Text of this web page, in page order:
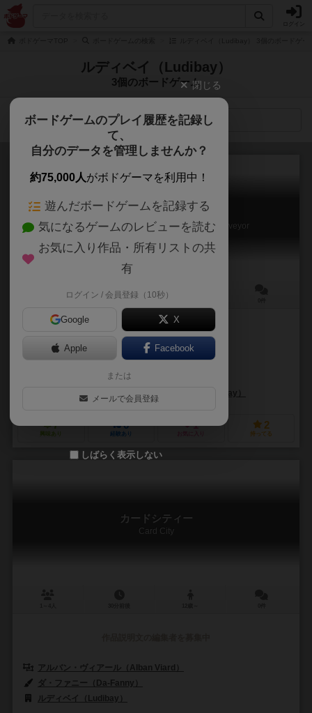
ルディベイ（Ludibay）
3個のボードゲーム
検索メニュー
蒸気の時代：火星
Age of Steam Expansion: Mars – Global Surveyor
180分前後
作品説明文の編集者を募集中
アルバン・ヴィアール（Alban Viard）
トッド・サンダース（Todd Sanders）
AoSチーム（AoS Team）
ルディベイ（Ludibay）
7
興味あり
6
経験あり
1 2
持ってる
カードシティー
Card City
アルバン・ヴィアール（Alban Viard）
ダ・ファニー（Da-Fanny）
ルディベイ（Ludibay）
閉じる
ボードゲームのプレイ履歴を記録し
て、
自分のデータを管理しませんか？
約75,000人がボドゲーマを利用中！
遊んだボードゲームを記録する
気になるゲームのレビューを読む
お気に入り作品・所有リストの共
有
ログイン / 会員登録（10秒）
Google X
Apple Facebook
または
メールで会員登録
しばらく表示しない